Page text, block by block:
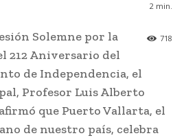
2 min.
718
Solemne por la
212 Aniversario del
de Independencia, el
Profesor Luis Alberto
que Puerto Vallarta, el
de nuestro país, celebra